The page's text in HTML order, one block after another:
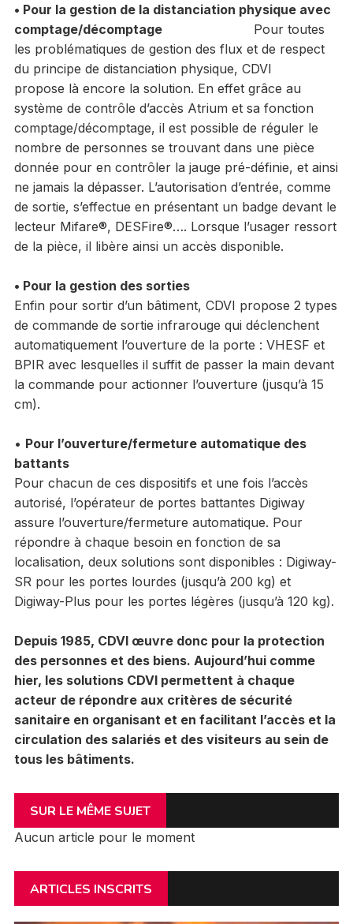
• Pour la gestion de la distanciation physique avec
comptage/décomptage
Pour toutes
les problématiques de gestion des flux et de respect
du principe de distanciation physique, CDVI
propose là encore la solution. En effet grâce au
système de contrôle d’accès Atrium et sa fonction
comptage/décomptage, il est possible de réguler le
nombre de personnes se trouvant dans une pièce
donnée pour en contrôler la jauge pré-définie, et ainsi
ne jamais la dépasser. L’autorisation d’entrée, comme
de sortie, s’effectue en présentant un badge devant le
lecteur Mifare®, DESFire®…. Lorsque l’usager ressort
de la pièce, il libère ainsi un accès disponible.
• Pour la gestion des sorties
Enfin pour sortir d’un bâtiment, CDVI propose 2 types
de commande de sortie infrarouge qui déclenchent
automatiquement l’ouverture de la porte : VHESF et
BPIR avec lesquelles il suffit de passer la main devant
la commande pour actionner l’ouverture (jusqu’à 15
cm).
• Pour l’ouverture/fermeture automatique des
battants
Pour chacun de ces dispositifs et une fois l’accès
autorisé, l’opérateur de portes battantes Digiway
assure l’ouverture/fermeture automatique. Pour
répondre à chaque besoin en fonction de sa
localisation, deux solutions sont disponibles : Digiway-
SR pour les portes lourdes (jusqu’à 200 kg) et
Digiway-Plus pour les portes légères (jusqu’à 120 kg).
Depuis 1985, CDVI œuvre donc pour la protection
des personnes et des biens. Aujourd’hui comme
hier, les solutions CDVI permettent à chaque
acteur de répondre aux critères de sécurité
sanitaire en organisant et en facilitant l’accès et la
circulation des salariés et des visiteurs au sein de
tous les bâtiments.
SUR LE MÊME SUJET
Aucun article pour le moment
ARTICLES INSCRITS